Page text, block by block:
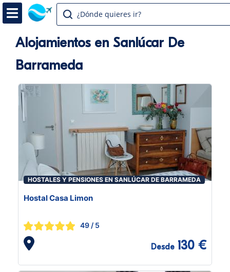
¿Dónde quieres ir?
Alojamientos en Sanlúcar De
Barrameda
HOSTALES Y PENSIONES EN SANLÚCAR DE BARRAMEDA
Hostal Casa Limon
49 / 5
Desde 130 €